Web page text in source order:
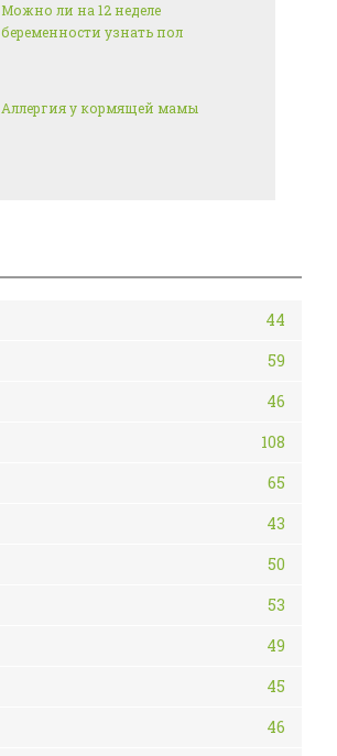
Можно ли на 12 неделе
беременности узнать пол
Аллергия у кормящей мамы
44
59
46
108
65
43
50
53
49
45
46